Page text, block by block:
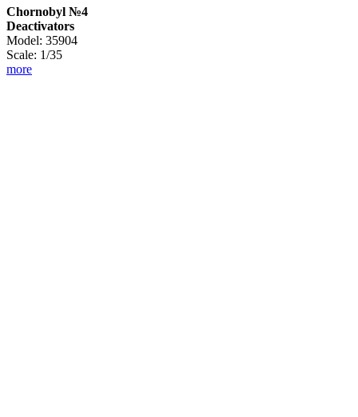
Chornobyl №4
Deactivators
Model: 35904
Scale: 1/35
more